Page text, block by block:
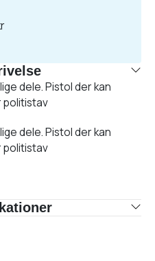
dele. Pistol der kan
politistav
dele. Pistol der kan
politistav